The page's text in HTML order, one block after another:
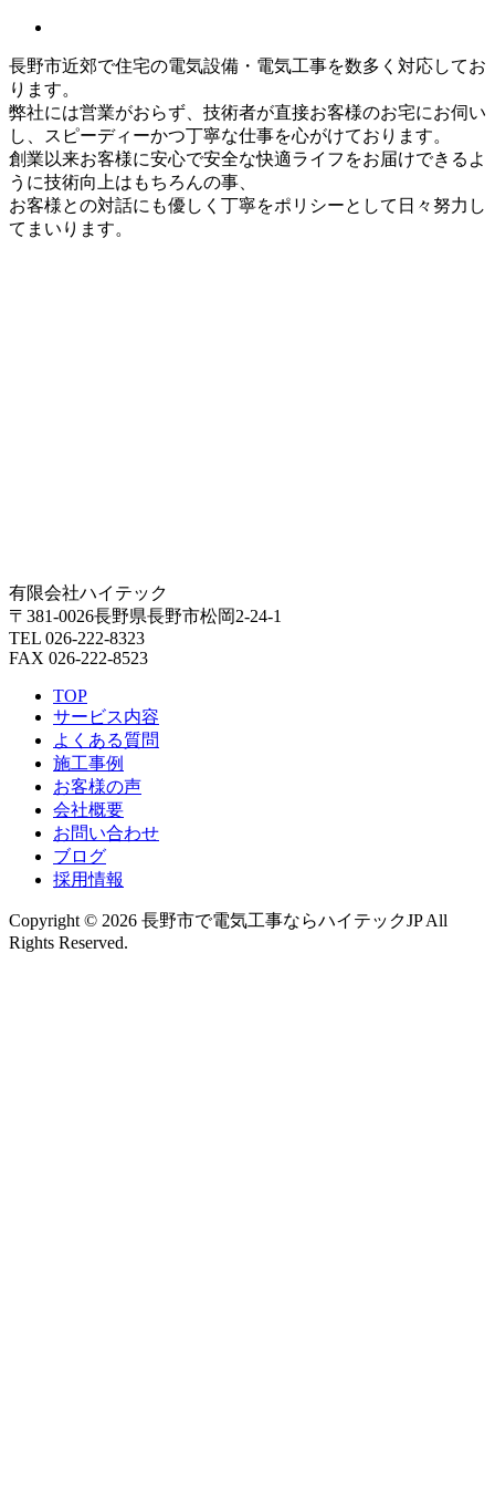
長野市近郊で住宅の電気設備・電気工事を数多く対応してお
ります。
弊社には営業がおらず、技術者が直接お客様のお宅にお伺い
し、スピーディーかつ丁寧な仕事を心がけております。
創業以来お客様に安心で安全な快適ライフをお届けできるよ
うに技術向上はもちろんの事、
お客様との対話にも優しく丁寧をポリシーとして日々努力し
てまいります。
有限会社ハイテック
〒381-0026長野県長野市松岡2-24-1
TEL 026-222-8323
FAX 026-222-8523
TOP
サービス内容
よくある質問
施工事例
お客様の声
会社概要
お問い合わせ
ブログ
採用情報
Copyright © 2026 長野市で電気工事ならハイテックJP All
Rights Reserved.